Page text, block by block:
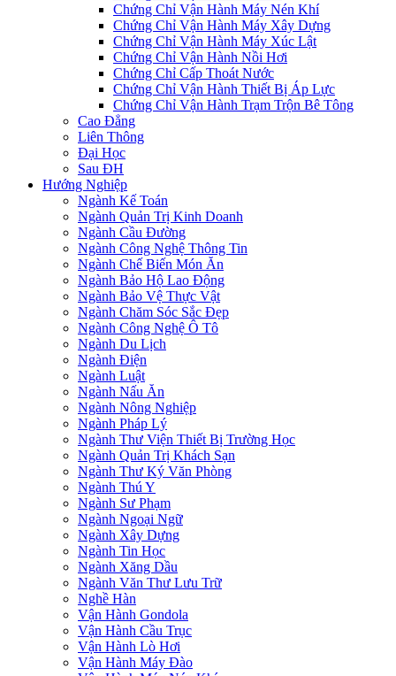
Chứng Chỉ Vận Hành Máy Nén Khí
Chứng Chỉ Vận Hành Máy Xây Dựng
Chứng Chỉ Vận Hành Máy Xúc Lật
Chứng Chỉ Vận Hành Nồi Hơi
Chứng Chỉ Cấp Thoát Nước
Chứng Chỉ Vận Hành Thiết Bị Áp Lực
Chứng Chỉ Vận Hành Trạm Trộn Bê Tông
Cao Đẳng
Liên Thông
Đại Học
Sau ĐH
Hướng Nghiệp
Ngành Kế Toán
Ngành Quản Trị Kinh Doanh
Ngành Cầu Đường
Ngành Công Nghệ Thông Tin
Ngành Chế Biến Món Ăn
Ngành Bảo Hộ Lao Động
Ngành Bảo Vệ Thực Vật
Ngành Chăm Sóc Sắc Đẹp
Ngành Công Nghệ Ô Tô
Ngành Du Lịch
Ngành Điện
Ngành Luật
Ngành Nấu Ăn
Ngành Nông Nghiệp
Ngành Pháp Lý
Ngành Thư Viện Thiết Bị Trường Học
Ngành Quản Trị Khách Sạn
Ngành Thư Ký Văn Phòng
Ngành Thú Y
Ngành Sư Phạm
Ngành Ngoại Ngữ
Ngành Xây Dựng
Ngành Tin Học
Ngành Xăng Dầu
Ngành Văn Thư Lưu Trữ
Nghề Hàn
Vận Hành Gondola
Vận Hành Cầu Trục
Vận Hành Lò Hơi
Vận Hành Máy Đào